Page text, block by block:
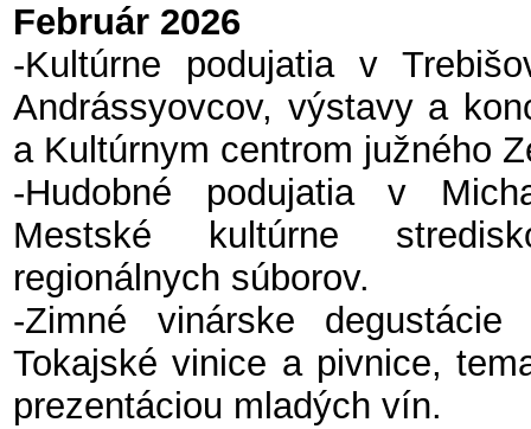
Február 2026
-Kultúrne podujatia v
Andrássyovcov, výstavy a
a Kultúrnym centrom južného
-Hudobné podujatia v
Mestské kultúrne
regionálnych súborov.
-Zimné vinárske
Tokajské vinice a pivnice,
prezentáciou mladých vín.